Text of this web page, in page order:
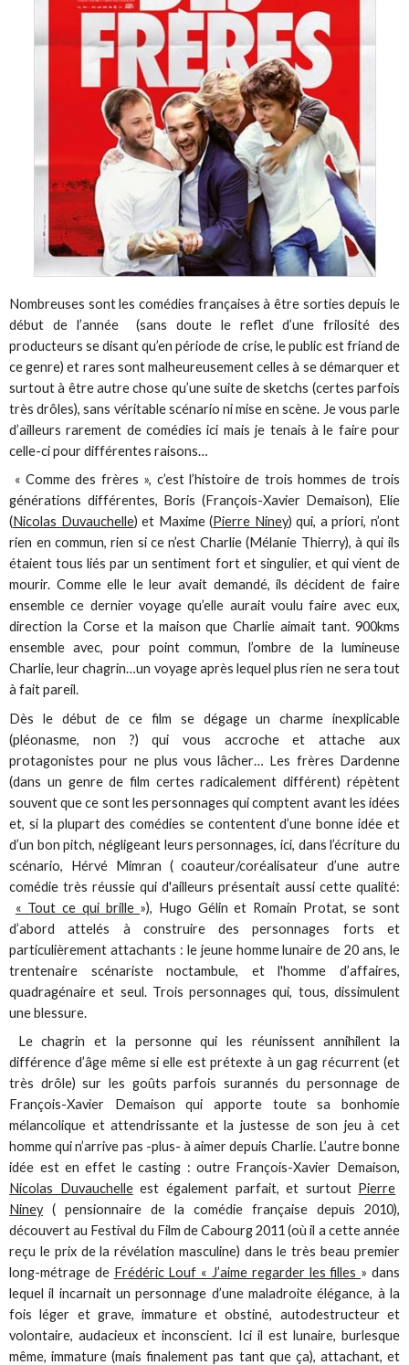
Nombreuses sont les comédies françaises à être sorties depuis le
début de l’année (sans doute le reflet d’une frilosité des
producteurs se disant qu’en période de crise, le public est friand de
ce genre) et rares sont malheureusement celles à se démarquer et
surtout à être autre chose qu’une suite de sketchs (certes parfois
très drôles), sans véritable scénario ni mise en scène. Je vous parle
d’ailleurs rarement de comédies ici mais je tenais à le faire pour
celle-ci pour différentes raisons…
« Comme des frères », c’est l’histoire de trois hommes de trois
générations différentes, Boris (François-Xavier Demaison), Elie
(Nicolas Duvauchelle) et Maxime (Pierre Niney) qui, a priori, n’ont
rien en commun, rien si ce n’est Charlie (Mélanie Thierry), à qui ils
étaient tous liés par un sentiment fort et singulier, et qui vient de
mourir. Comme elle le leur avait demandé, ils décident de faire
ensemble ce dernier voyage qu’elle aurait voulu faire avec eux,
direction la Corse et la maison que Charlie aimait tant. 900kms
ensemble avec, pour point commun, l’ombre de la lumineuse
Charlie, leur chagrin…un voyage après lequel plus rien ne sera tout
à fait pareil.
Dès le début de ce film se dégage un charme inexplicable
(pléonasme, non ?) qui vous accroche et attache aux
protagonistes pour ne plus vous lâcher… Les frères Dardenne
(dans un genre de film certes radicalement différent) répètent
souvent que ce sont les personnages qui comptent avant les idées
et, si la plupart des comédies se contentent d’une bonne idée et
d’un bon pitch, négligeant leurs personnages, ici, dans l’écriture du
scénario, Hérvé Mimran ( coauteur/coréalisateur d’une autre
comédie très réussie qui d'ailleurs présentait aussi cette qualité:
« Tout ce qui brille »), Hugo Gélin et Romain Protat, se sont
d’abord attelés à construire des personnages forts et
particulièrement attachants : le jeune homme lunaire de 20 ans, le
trentenaire scénariste noctambule, et l'homme d’affaires,
quadragénaire et seul. Trois personnages qui, tous, dissimulent
une blessure.
Le chagrin et la personne qui les réunissent annihilent la
différence d’âge même si elle est prétexte à un gag récurrent (et
très drôle) sur les goûts parfois surannés du personnage de
François-Xavier Demaison qui apporte toute sa bonhomie
mélancolique et attendrissante et la justesse de son jeu à cet
homme qui n’arrive pas -plus- à aimer depuis Charlie. L’autre bonne
idée est en effet le casting : outre François-Xavier Demaison,
Nicolas Duvauchelleest également parfait, et surtout Pierre
Niney( pensionnaire de la comédie française depuis 2010),
découvert au Festival du Film de Cabourg 2011 (où il a cette année
reçu le prix de la révélation masculine) dans le très beau premier
long-métrage de Frédéric Louf « J’aime regarder les filles » dans
lequel il incarnait un personnage d’une maladroite élégance, à la
fois léger et grave, immature et obstiné, autodestructeur et
volontaire, audacieux et inconscient. Ici il est lunaire, burlesque
même, immature (mais finalement pas tant que ça), attachant, et